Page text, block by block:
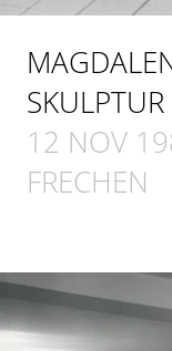
12 NOV
FRECHEN